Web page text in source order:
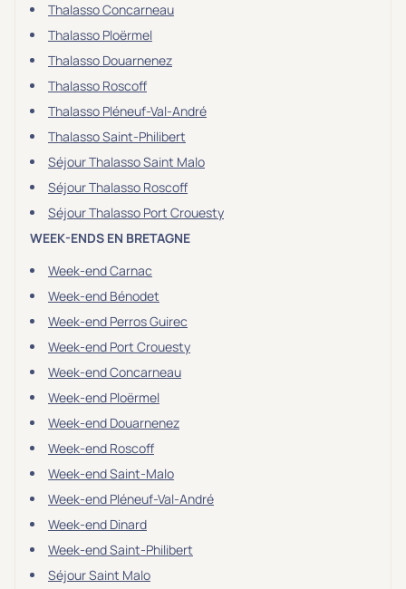
Thalasso Concarneau
Thalasso Ploërmel
Thalasso Douarnenez
Thalasso Roscoff
Thalasso Pléneuf-Val-André
Thalasso Saint-Philibert
Séjour Thalasso Saint Malo
Séjour Thalasso Roscoff
Séjour Thalasso Port Crouesty
WEEK-ENDS EN BRETAGNE
Week-end Carnac
Week-end Bénodet
Week-end Perros Guirec
Week-end Port Crouesty
Week-end Concarneau
Week-end Ploërmel
Week-end Douarnenez
Week-end Roscoff
Week-end Saint-Malo
Week-end Pléneuf-Val-André
Week-end Dinard
Week-end Saint-Philibert
Séjour Saint Malo